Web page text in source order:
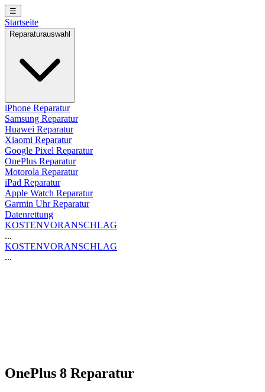
☰
Startseite
Reparaturauswahl
iPhone Reparatur
Samsung Reparatur
Huawei Reparatur
Xiaomi Reparatur
Google Pixel Reparatur
OnePlus Reparatur
Motorola Reparatur
iPad Reparatur
Apple Watch Reparatur
Garmin Uhr Reparatur
Datenrettung
KOSTENVORANSCHLAG
...
KOSTENVORANSCHLAG
...
OnePlus 8 Reparatur